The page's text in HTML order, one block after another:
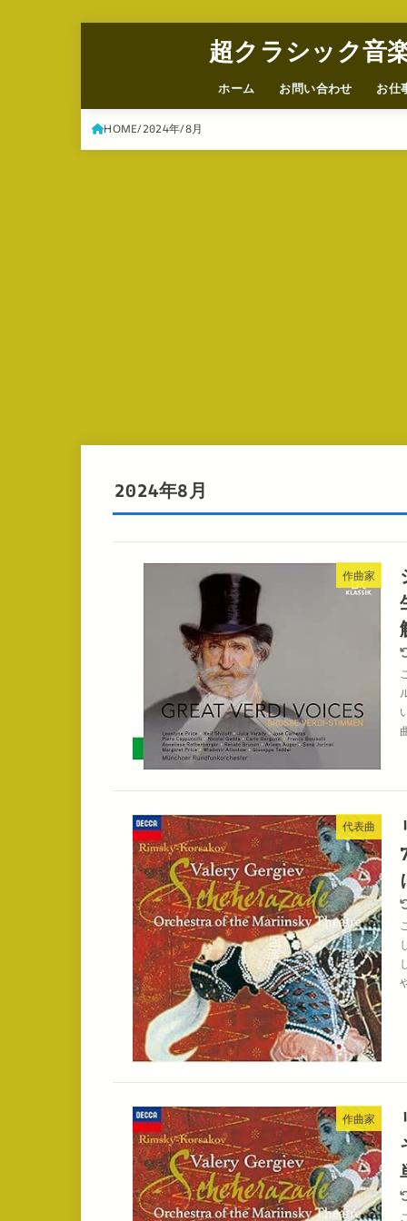
超クラシック音
ホーム お問い合わせ お仕
HOME 2024年 8月
2024年8月
作曲家
代表曲
作曲家